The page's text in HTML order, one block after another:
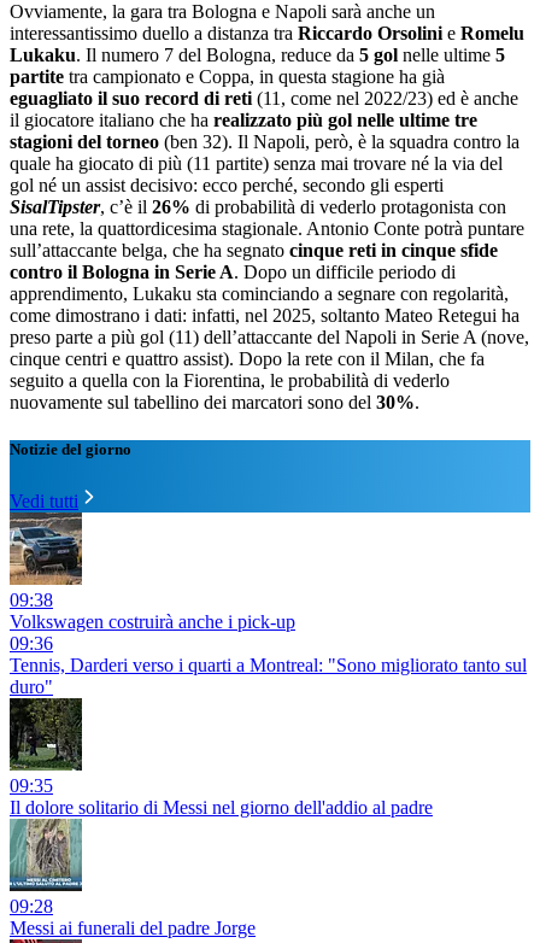
Ovviamente, la gara tra Bologna e Napoli sarà anche un
interessantissimo duello a distanza tra Riccardo Orsolini e Romelu
Lukaku. Il numero 7 del Bologna, reduce da 5 gol nelle ultime 5
partite tra campionato e Coppa, in questa stagione ha già
eguagliato il suo record di reti (11, come nel 2022/23) ed è anche
il giocatore italiano che ha realizzato più gol nelle ultime tre
stagioni del torneo (ben 32). Il Napoli, però, è la squadra contro la
quale ha giocato di più (11 partite) senza mai trovare né la via del
gol né un assist decisivo: ecco perché, secondo gli esperti
SisalTipster, c’è il 26% di probabilità di vederlo protagonista con
una rete, la quattordicesima stagionale. Antonio Conte potrà puntare
sull’attaccante belga, che ha segnato cinque reti in cinque sfide
contro il Bologna in Serie A. Dopo un difficile periodo di
apprendimento, Lukaku sta cominciando a segnare con regolarità,
come dimostrano i dati: infatti, nel 2025, soltanto Mateo Retegui ha
preso parte a più gol (11) dell’attaccante del Napoli in Serie A (nove,
cinque centri e quattro assist). Dopo la rete con il Milan, che fa
seguito a quella con la Fiorentina, le probabilità di vederlo
nuovamente sul tabellino dei marcatori sono del 30%.
Notizie del giorno
Vedi tutti
09:38
Volkswagen costruirà anche i pick-up
09:36
Tennis, Darderi verso i quarti a Montreal: "Sono migliorato tanto sul
duro"
09:35
Il dolore solitario di Messi nel giorno dell'addio al padre
09:28
Messi ai funerali del padre Jorge